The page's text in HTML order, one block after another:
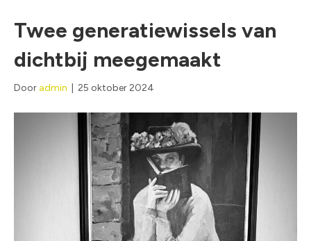
Twee generatiewissels van
dichtbij meegemaakt
Door admin 25 oktober 2024